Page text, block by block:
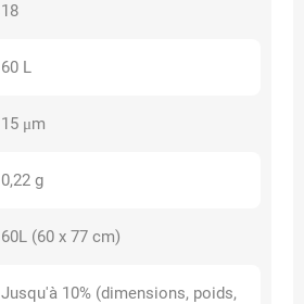
18
60 L
15 μm
0,22 g
60L (60 x 77 cm)
Jusqu'à 10% (dimensions, poids,